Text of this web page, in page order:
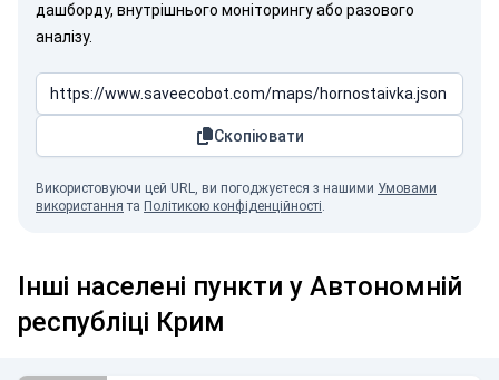
дашборду, внутрішнього моніторингу або разового
аналізу.
Скопіювати
Використовуючи цей URL, ви погоджуєтеся з нашими Умовами
використання та Політикою конфіденційності.
Інші населені пункти у Автономній
республіці Крим